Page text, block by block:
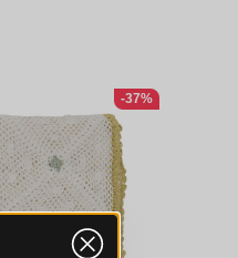
-37%